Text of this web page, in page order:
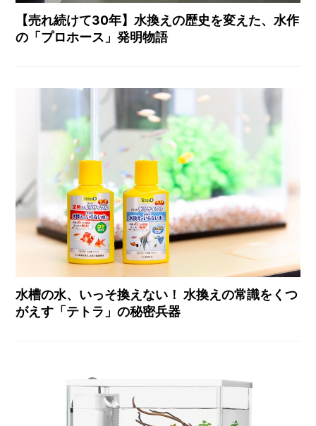
【売れ続けて30年】水換えの歴史を変えた、水作
の「プロホース」発明物語
水槽の水、いっそ換えない！ 水換えの常識をくつ
がえす「テトラ」の秘密兵器